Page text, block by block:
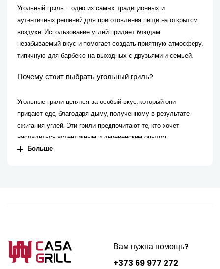
Угольный гриль - одно из самых традиционных и
аутентичных решений для приготовления пищи на открытом
воздухе. Использование углей придает блюдам
незабываемый вкус и помогает создать приятную атмосферу,
типичную для барбекю на выходных с друзьями и семьей.
Почему стоит выбрать угольный гриль?
Угольные грили ценятся за особый вкус, который они
придают еде, благодаря дыму, полученному в результате
сжигания углей. Эти грили предпочитают те, кто хочет
насладиться аутентичным и деревенским опытом
приготовления пищи на открытом воздухе.
доступны в финансовом отношении по сравнению с
газовыми или электрическими
Больше
Вам нужна помощь?
+373 69 977 272